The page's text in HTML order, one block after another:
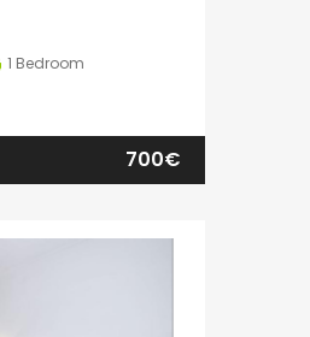
1 Bedroom
700€